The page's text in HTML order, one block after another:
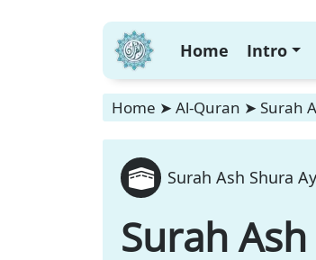
Home Intro
Home ➤ Al-Quran ➤ Surah
Surah Ash Shura
Surah